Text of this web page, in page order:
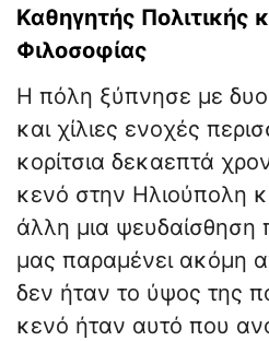
Καθηγητής Πολιτικής
Φιλοσοφίας
Η πόλη ξύπνησε με δυο
και χίλιες ενοχές
κορίτσια δεκαεπτά
κενό στην Ηλιούπολη
άλλη μια ψευδαίσθηση
μας παραμένει ακόμη
δεν ήταν το ύψος της
κενό ήταν αυτό που